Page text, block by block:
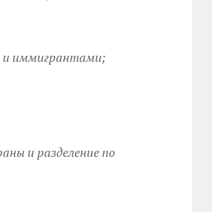
и иммигрантами;
и разделение по